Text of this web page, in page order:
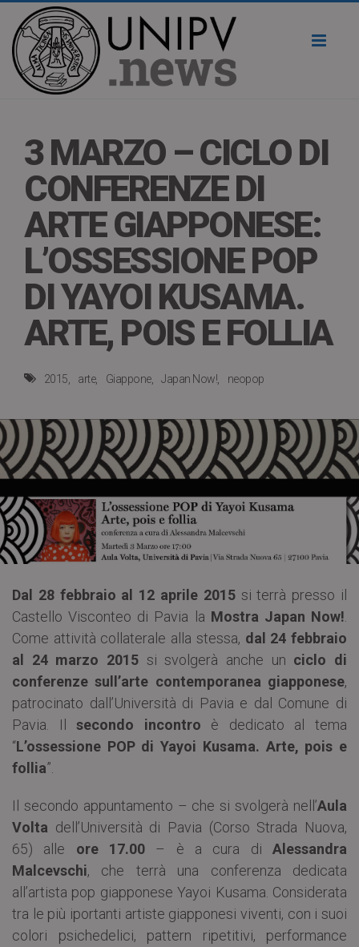
3 MARZO – CICLO DI
CONFERENZE DI
ARTE GIAPPONESE:
L’OSSESSIONE POP
DI YAYOI KUSAMA.
ARTE, POIS E FOLLIA
2015 arte Giappone Japan Now! neopop
Dal 28 febbraio al 12 aprile 2015si terrà presso il
Castello Visconteo di Pavia la Mostra Japan Now!
Come attività collaterale alla stessa, dal 24 febbraio
al 24 marzo 2015 si svolgerà anche un ciclo di
conferenze sull’arte contemporanea giapponese,
patrocinato dall’Università di Pavia e dal Comune di
Pavia. Ilsecondo incontro è dedicato al tema
“L’ossessione POP di Yayoi Kusama. Arte, pois e
follia”.
Il secondo appuntamento – che si svolgerà nell’Aula
Volta dell’Università di Pavia (Corso Strada Nuova,
65) alle ore 17.00 – è a cura diAlessandra
Malcevschi, che terrà una conferenza dedicata
all’artista pop giapponese Yayoi Kusama. Considerata
tra le più iportanti artiste giapponesi viventi, con i suoi
colori psichedelici, pattern ripetitivi, performance